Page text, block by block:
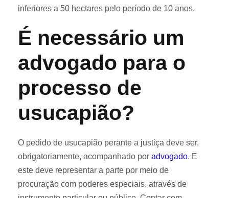
inferiores a 50 hectares pelo período de 10 anos.
É necessário um
advogado para o
processo de
usucapião?
O pedido de usucapião perante a justiça deve ser,
obrigatoriamente, acompanhado por advogado. E
este deve representar a parte por meio de
procuração com poderes especiais, através de